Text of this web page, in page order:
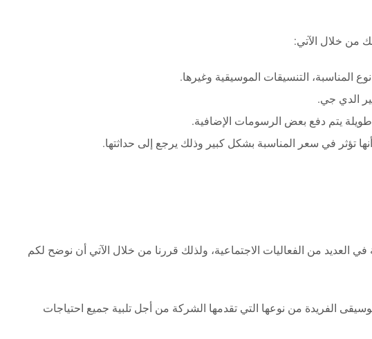
من خلال الآتي:
التنسيقات الموسيقية وغيرها.
الدي جي.
يتم دفع بعض الرسومات الإضافية.
تؤثر في سعر المناسبة بشكل كبير وذلك يرجع إلى حداثتها.
العديد من الفعاليات الاجتماعية، ولذلك قررنا من خلال الآتي أن نوضح لكم
الفريدة من نوعها التي تقدمها الشركة من أجل تلبية جميع احتياجات